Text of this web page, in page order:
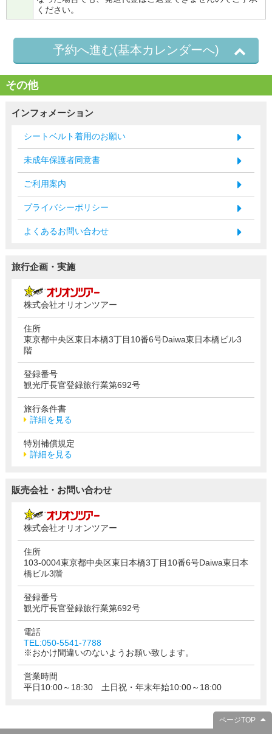
ください。
予約へ進む(基本カレンダーへ)
その他
インフォメーション
シートベルト着用のお願い
未成年保護者同意書
ご利用案内
プライバシーポリシー
よくあるお問い合わせ
旅行企画・実施
株式会社オリオンツアー
住所
東京都中央区東日本橋3丁目10番6号Daiwa東日本橋ビル3
階
登録番号
観光庁長官登録旅行業第692号
旅行条件書
詳細を見る
特別補償規定
詳細を見る
販売会社・お問い合わせ
株式会社オリオンツアー
住所
103-0004東京都中央区東日本橋3丁目10番6号Daiwa東日本
橋ビル3階
登録番号
観光庁長官登録旅行業第692号
電話
TEL:050-5541-7788
※おかけ間違いのないようお願い致します。
営業時間
平日10:00～18:30 土日祝・年末年始10:00～18:00
ページTOP